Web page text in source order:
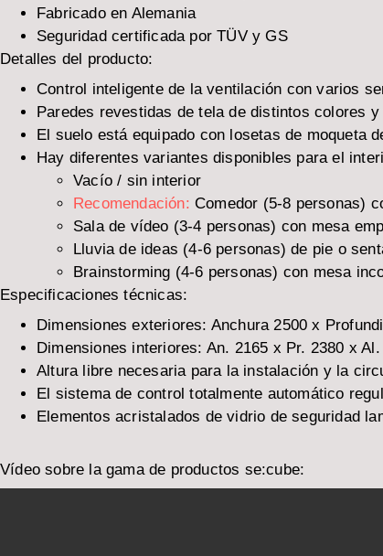
Fabricado en Alemania
Seguridad certificada por TÜV y GS
Detalles del producto:
Control inteligente de la ventilación con varios
Paredes revestidas de tela de distintos colores y
El suelo está equipado con losetas de moqueta
Hay diferentes variantes disponibles para el
Vacío / sin interior
Recomendación: Comedor (5-8 personas)
Sala de vídeo (3-4 personas) con mesa
Lluvia de ideas (4-6 personas) de pie o
Brainstorming (4-6 personas) con mesa
Especificaciones técnicas:
Dimensiones exteriores: Anchura 2500 x
Dimensiones interiores: An. 2165 x Pr. 2380 x
Altura libre necesaria para la instalación y la
El sistema de control totalmente automático
Elementos acristalados de vidrio de seguridad
Vídeo sobre la gama de productos se:cube: